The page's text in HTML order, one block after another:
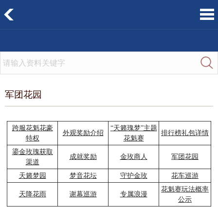
军团花园
跨服花魁花豪
特权
外观奖励介绍
“天籁瑰梦”主题
花魁赛
排行榜礼包详情
鎏金玫瑰获取
渠道
成就奖励 金玫商人 军团花园
天籁梦园 梦音花坛 守护金玫 花车巡游
天降花雨 谢幕巡游 专属浪漫
花魁赛玩法概率
公示